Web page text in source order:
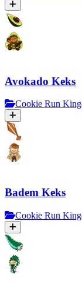
Avokado Keks
Cookie Run
Badem Keks
Cookie Run